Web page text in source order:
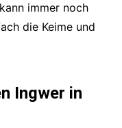
immer noch
die Keime und
Ingwer in